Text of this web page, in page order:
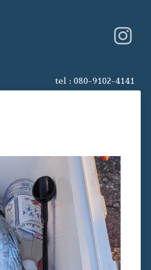
tel : 080-9102-4141